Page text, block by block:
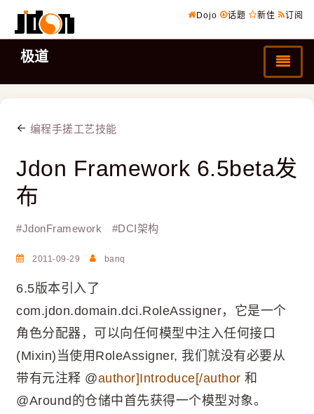
Dojo 话题 新佳 订阅
极道
编程手搓工艺技能
Jdon Framework 6.5beta发
布
#JdonFramework #DCI架构
2011-09-29 banq
6.5版本引入了
com.jdon.domain.dci.RoleAssigner，它是一个
角色分配器，可以向任何模型中注入任何接口
(Mixin)当使用RoleAssigner, 我们就没有必要从
带有元注释 @author]Introduce[/author 和
@Around的仓储中首先获得一个模型对象。